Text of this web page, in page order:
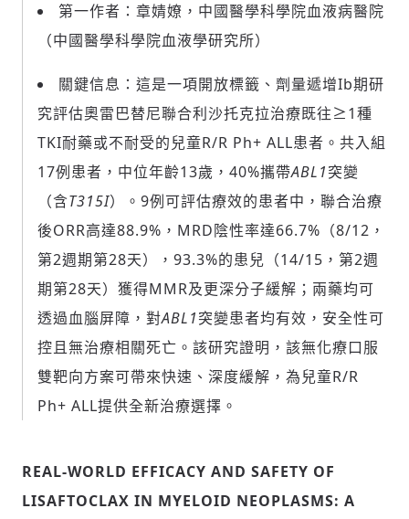
第一作者：章婧嫽，中國醫學科學院血液病醫院
（中國醫學科學院血液學研究所）
關鍵信息：這是一項開放標籤、劑量遞增Ib期研
究評估奧雷巴替尼聯合利沙托克拉治療既往≥1種
TKI耐藥或不耐受的兒童R/R Ph+ ALL患者。共入組
17例患者，中位年齡13歲，40%攜帶ABL1突變
（含T315I）。9例可評估療效的患者中，聯合治療
後ORR高達88.9%，MRD陰性率達66.7%（8/12，
第2週期第28天），93.3%的患兒（14/15，第2週
期第28天）獲得MMR及更深分子緩解；兩藥均可
透過血腦屏障，對ABL1突變患者均有效，安全性可
控且無治療相關死亡。該研究證明，該無化療口服
雙靶向方案可帶來快速、深度緩解，為兒童R/R
Ph+ ALL提供全新治療選擇。
REAL-WORLD EFFICACY AND SAFETY OF
LISAFTOCLAX IN MYELOID NEOPLASMS: A